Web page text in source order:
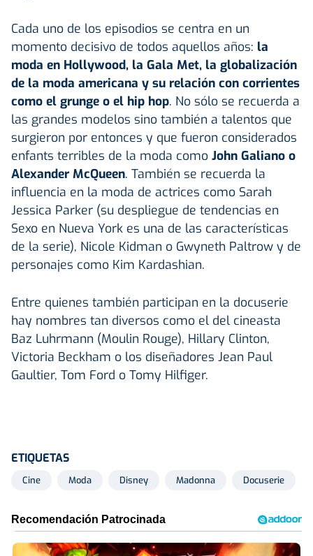
Cada uno de los episodios se centra en un
momento decisivo de todos aquellos años: la
moda en Hollywood, la Gala Met, la globalización
de la moda americana y su relación con corrientes
como el grunge o el hip hop. No sólo se recuerda a
las grandes modelos sino también a talentos que
surgieron por entonces y que fueron considerados
enfants terribles de la moda como John Galiano o
Alexander McQueen. También se recuerda la
influencia en la moda de actrices como Sarah
Jessica Parker (su despliegue de tendencias en
Sexo en Nueva York es una de las características
de la serie), Nicole Kidman o Gwyneth Paltrow y de
personajes como Kim Kardashian.
Entre quienes también participan en la docuserie
hay nombres tan diversos como el del cineasta
Baz Luhrmann (Moulin Rouge), Hillary Clinton,
Victoria Beckham o los diseñadores Jean Paul
Gaultier, Tom Ford o Tomy Hilfiger.
ETIQUETAS
Cine Moda Disney Madonna Docuserie